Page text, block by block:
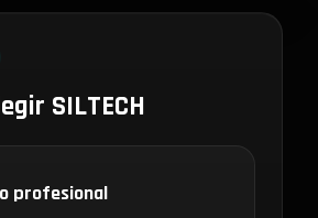
SILTECH
profesional